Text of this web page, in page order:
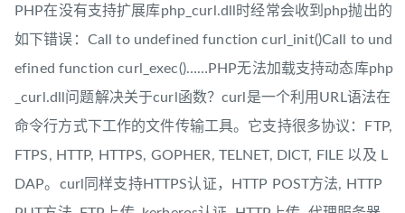
PHP在没有支持扩展库php_curl.dll时经常会收到php抛出的
如下错误：Call to undefined function curl_init()Call to und
efined function curl_exec()……PHP无法加载支持动态库php
_curl.dll问题解决关于curl函数？curl是一个利用URL语法在
命令行方式下工作的文件传输工具。它支持很多协议：FTP,
FTPS, HTTP, HTTPS, GOPHER, TELNET, DICT, FILE 以及 L
DAP。curl同样支持HTTPS认证，HTTP POST方法, HTTP